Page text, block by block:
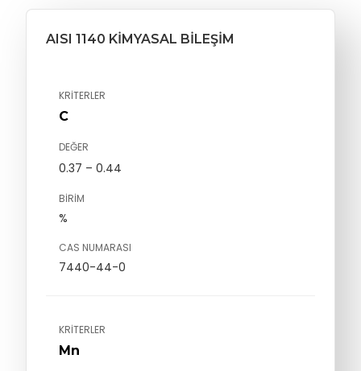
AISI 1140 KIMYASAL BILEŞIM
KRITERLER
C
DEĞER
0.37 – 0.44
BIRIM
%
CAS NUMARASI
7440-44-0
KRITERLER
Mn